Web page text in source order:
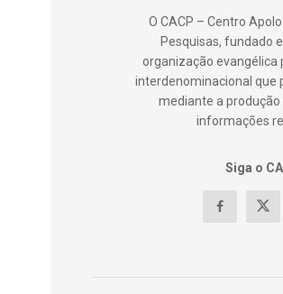
O CACP – Centro
Pesquisas, fundado
organização evangélica
interdenominacional que
mediante a produção
informações
Siga o